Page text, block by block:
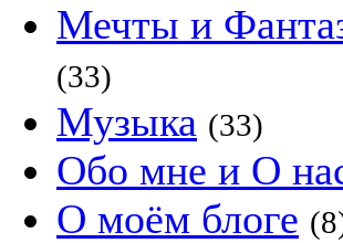
Мечты и
(33)
Музыка (33)
Обо мне и О
О моём блоге